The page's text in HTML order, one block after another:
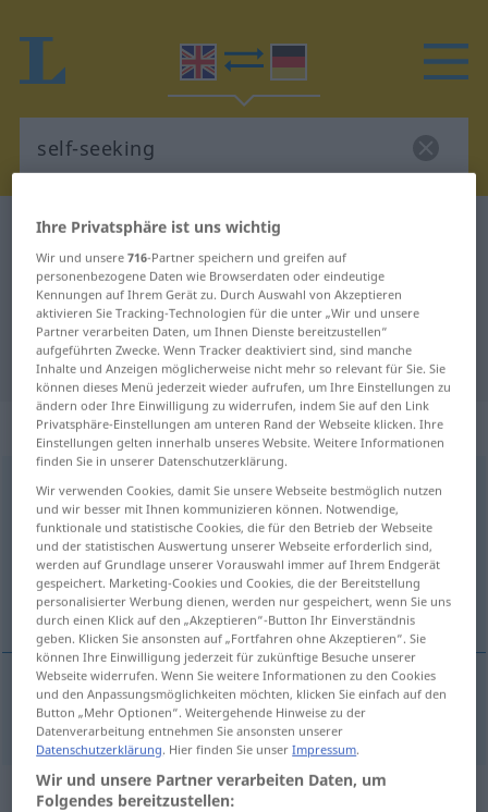
Englisch-Deutsch Wörterbuch
Englisch-Deutsch Übersetzung für
"self-seeking"
"self-seeking" Deutsch Übersetzung
„self-seeking“: adjective
self-seekingadj
Übersicht aller Übersetzungen
(Für mehr Details die Übersetzung anklicken/antippen)
selbstsüchtig, egoistisch
selbstsüchtig,egoistisch self-seeking
„self-seeking“: noun
Ihre Privatsphäre ist uns wichtig
Wir und unsere716-Partner speichern und greifen auf
personenbezogene Daten wie Browserdaten oder eindeutige
Kennungen auf Ihrem Gerät zu. Durch Auswahl von Akzeptieren
aktivieren Sie Tracking-Technologien für die unter „Wir und unsere
Partner verarbeiten Daten, um Ihnen Dienste bereitzustellen“
aufgeführten Zwecke. Wenn Tracker deaktiviert sind, sind manche
Inhalte und Anzeigen möglicherweise nicht mehr so relevant für Sie. Sie
können dieses Menü jederzeit wieder aufrufen, um Ihre Einstellungen zu
ändern oder Ihre Einwilligung zu widerrufen, indem Sie auf den Link
Privatsphäre-Einstellungen am unteren Rand der Webseite klicken. Ihre
Einstellungen gelten innerhalb unseres Website. Weitere Informationen
finden Sie in unserer Datenschutzerklärung.
Wir verwenden Cookies, damit Sie unsere Webseite bestmöglich nutzen
und wir besser mit Ihnen kommunizieren können. Notwendige,
funktionale und statistische Cookies, die für den Betrieb der Webseite
und der statistischen Auswertung unserer Webseite erforderlich sind,
werden auf Grundlage unserer Vorauswahl immer auf Ihrem Endgerät
gespeichert. Marketing-Cookies und Cookies, die der Bereitstellung
personalisierter Werbung dienen, werden nur gespeichert, wenn Sie uns
durch einen Klick auf den „Akzeptieren“-Button Ihr Einverständnis
geben. Klicken Sie ansonsten auf „Fortfahren ohne Akzeptieren“. Sie
können Ihre Einwilligung jederzeit für zukünftige Besuche unserer
Webseite widerrufen. Wenn Sie weitere Informationen zu den Cookies
und den Anpassungsmöglichkeiten möchten, klicken Sie einfach auf den
Button „Mehr Optionen“. Weitergehende Hinweise zu der
Datenverarbeitung entnehmen Sie ansonsten unserer
Datenschutzerklärung. Hier finden Sie unserImpressum.
Wir und unsere Partner verarbeiten Daten, um
Folgendes bereitzustellen: